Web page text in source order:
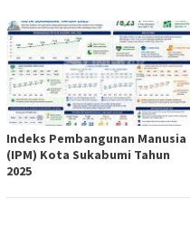
Indeks Pembangunan Manusia
(IPM) Kota Sukabumi Tahun
2025